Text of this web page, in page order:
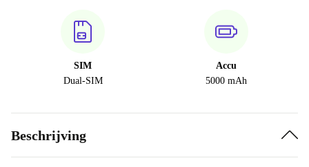
SIM
Dual-SIM
Accu
5000 mAh
Beschrijving